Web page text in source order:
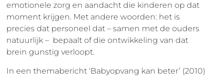
emotionele zorg en aandacht die kinderen op dat
moment krijgen. Met andere woorden: het is
precies dat personeel dat – samen met de ouders
natuurlijk – bepaalt of die ontwikkeling van dat
brein gunstig verloopt.
In een themabericht ‘Babyopvang kan beter’ (2010)